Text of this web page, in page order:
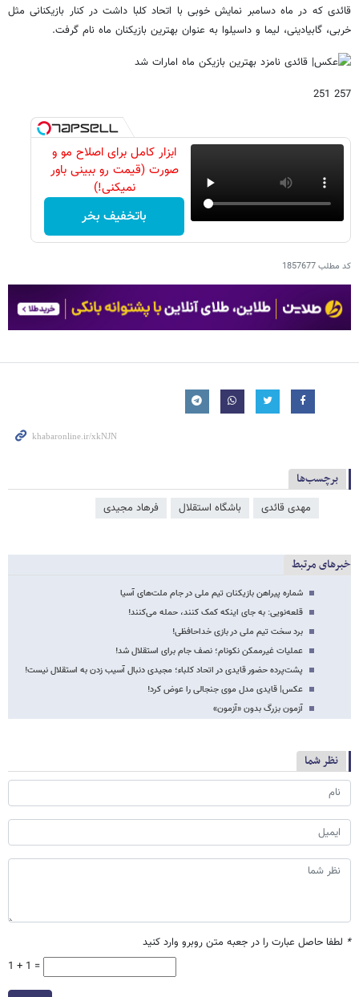
قائدی که در ماه دسامبر نمایش خوبی با اتحاد کلبا داشت در کنار بازیکنانی مثل
خربی، گابیادینی، لیما و داسیلوا به عنوان بهترین بازیکنان ماه نام گرفت.
257 251
ابزار کامل برای اصلاح مو و
صورت (قیمت رو ببینی باور
نمیکنی!)
باتخفیف بخر
کد مطلب1857677
برچسب‌ها
مهدی قائدی باشگاه استقلال فرهاد مجیدی
خبرهای مرتبط
شماره پیراهن بازیکنان تیم ملی در جام ملت‌های آسیا
قلعه‌نویی: به جای اینکه کمک کنند، حمله می‌کنند!
برد سخت تیم ملی در بازی خداحافظی!
عملیات غیرممکن نکونام؛ نصف جام برای استقلال شد!
پشت‌پرده حضور قایدی در اتحاد کلباء؛ مجیدی دنبال آسیب زدن به استقلال نیست!
عکس‌| قایدی مدل موی جنجالی را عوض کرد!
آزمون بزرگ بدون «آزمون»
نظر شما
* لطفا حاصل عبارت را در جعبه متن روبرو وارد کنید
1 + 1 =